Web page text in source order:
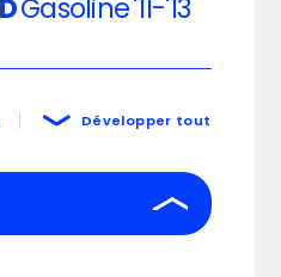
Gasoline'11-'13
Développer tout